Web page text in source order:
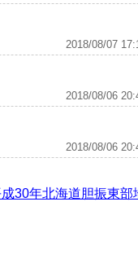
2018/08/07
2018/08/06
2018/08/06
30年北海道胆振東部